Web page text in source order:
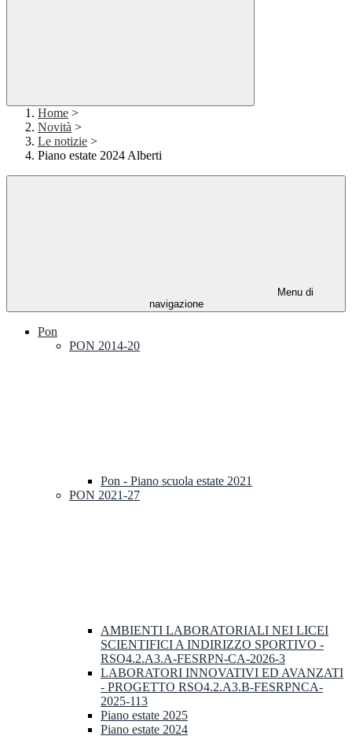
Home >
Novità >
Le notizie >
Piano estate 2024 Alberti
Menu di
navigazione
Pon
PON 2014-20
Pon - Piano scuola estate 2021
PON 2021-27
AMBIENTI LABORATORIALI NEI LICEI
SCIENTIFICI A INDIRIZZO SPORTIVO -
RSO4.2.A3.A-FESRPN-CA-2026-3
LABORATORI INNOVATIVI ED AVANZATI
- PROGETTO RSO4.2.A3.B-FESRPNCA-
2025-113
Piano estate 2025
Piano estate 2024